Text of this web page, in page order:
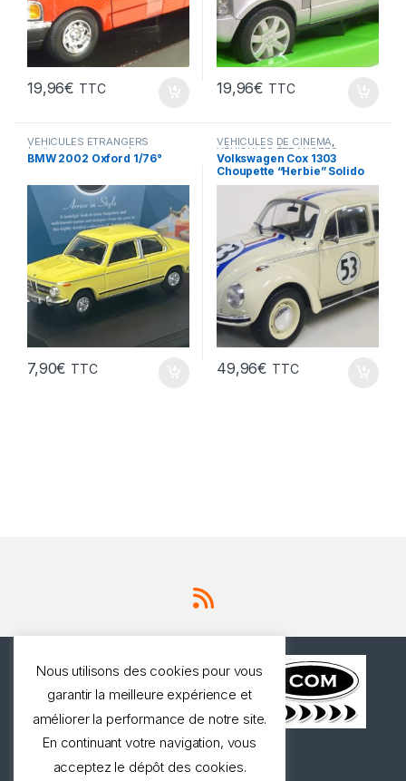
19,96€ TTC 19,96€ TTC
VÉHICULES ÉTRANGERS
(voitures,camions ...)
BMW 2002 Oxford 1/76°
7,90€ TTC
VÉHICULES DE CINEMA,
VÉHICULES ÉTRANGERS
(voitures,camions ...)
Volkswagen Cox 1303
Choupette “Herbie” Solido
1/18°
49,96€ TTC
nous!
Nous utilisons des cookies pour vous
garantir la meilleure expérience et
améliorer la performance de notre site.
En continuant votre navigation, vous
acceptez le dépôt des cookies.